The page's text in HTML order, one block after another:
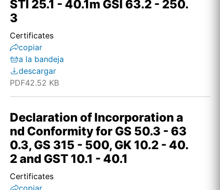
STI 25.1 - 40.1m GSI 63.2 - 250.
3
Certificates
copiar
a la bandeja
descargar
PDF42.52 KB
Declaration of Incorporation a
nd Conformity for GS 50.3 - 63
0.3, GS 315 - 500, GK 10.2 - 40.
2 and GST 10.1 - 40.1
Certificates
copiar